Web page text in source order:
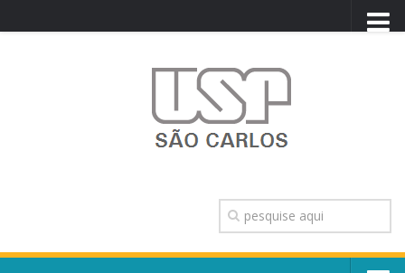
TRANSPARÊNCIA
OUVIDORIA